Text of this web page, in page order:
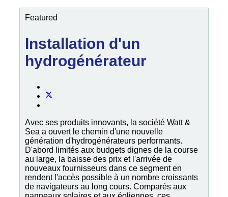
Featured
Installation d'un
hydrogénérateur
Avec ses produits innovants, la société Watt &
Sea a ouvert le chemin d'une nouvelle
génération d'hydrogénérateurs performants.
D'abord limités aux budgets dignes de la course
au large, la baisse des prix et l'arrivée de
nouveaux fournisseurs dans ce segment en
rendent l'accès possible à un nombre croissants
de navigateurs au long cours. Comparés aux